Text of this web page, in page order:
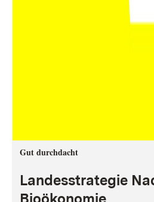
Gut durchdacht
Landesstrategie